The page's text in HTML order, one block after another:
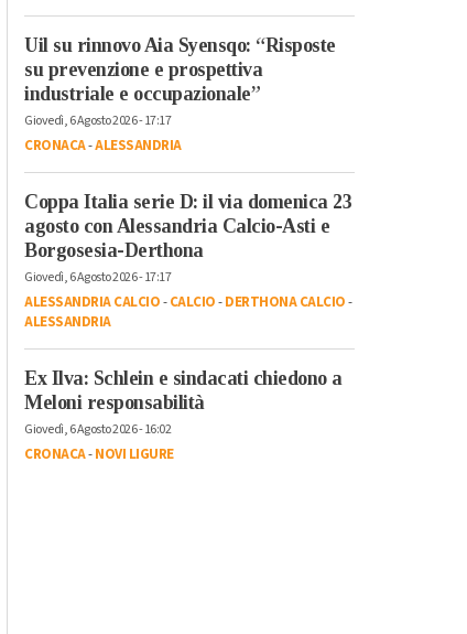
Uil su rinnovo Aia Syensqo: “Risposte
su prevenzione e prospettiva
industriale e occupazionale”
Giovedì, 6 Agosto 2026 - 17:17
CRONACA-ALESSANDRIA
Coppa Italia serie D: il via domenica 23
agosto con Alessandria Calcio-Asti e
Borgosesia-Derthona
Giovedì, 6 Agosto 2026 - 17:17
ALESSANDRIA CALCIO-CALCIO-DERTHONA CALCIO-
ALESSANDRIA
Ex Ilva: Schlein e sindacati chiedono a
Meloni responsabilità
Giovedì, 6 Agosto 2026 - 16:02
CRONACA-NOVI LIGURE